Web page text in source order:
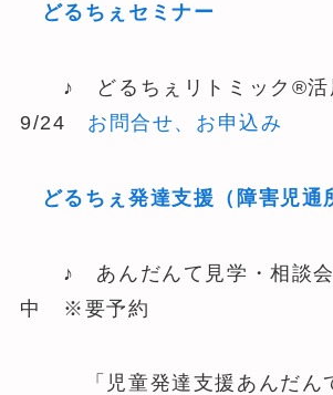
どるちぇセミナー
♪ どるちぇリトミック®活
9/24 お問合せ、お申込み
どるちぇ発達支援（障害児通
♪ あんだんて見学・相談
中 ※要予約
「児童発達支援あんだんて